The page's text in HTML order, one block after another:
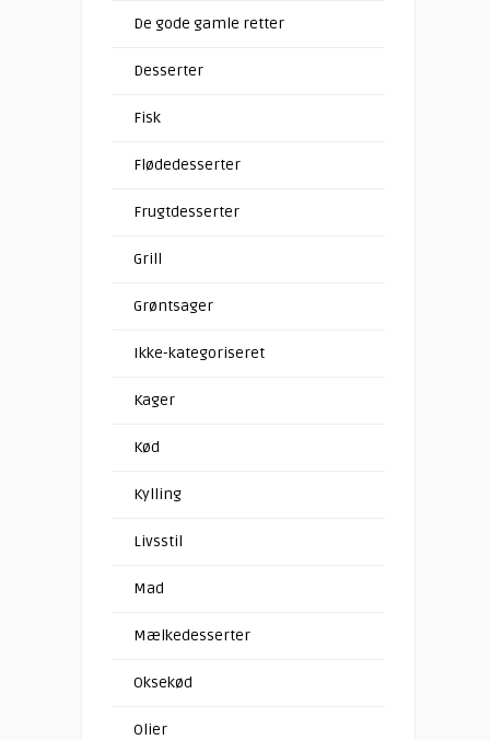
De gode gamle retter
Desserter
Fisk
Flødedesserter
Frugtdesserter
Grill
Grøntsager
Ikke-kategoriseret
Kager
Kød
Kylling
Livsstil
Mad
Mælkedesserter
Oksekød
Olier